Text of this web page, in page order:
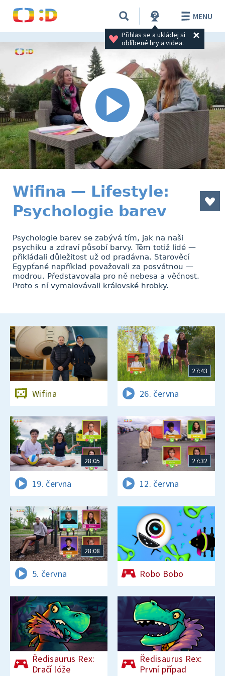
Přihlas se a ukládej si
oblíbené hry a videa.
MENU
Wifina — Lifestyle:
Psychologie barev
Psychologie barev se zabývá tím, jak na naši
psychiku a zdraví působí barvy. Těm totiž lidé —
přikládali důležitost už od pradávna. Starověcí
Egypťané například považovali za posvátnou —
modrou. Představovala pro ně nebesa a věčnost.
Proto s ní vymalovávali královské hrobky.
Wifina
27:43
26. června
28:05
19. června
27:32
12. června
28:08
5. června Robo Bobo
Ředisaurus Rex:
Dračí lóže
Ředisaurus Rex:
První případ